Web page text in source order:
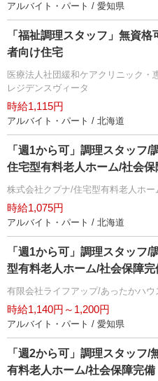
アルバイト・パート / 愛知県
「福祉調理スタッフ」無資
者向け住宅
医療法人社団緩和ケアクリニック・
レジデンスヴィータ
時給1,115円
アルバイト・パート / 北海道
「週1から可」調理スタッフ
住宅型有料老人ホーム/社会保
株式会社クプナ/住宅型有料老人ホー
時給1,075円
アルバイト・パート / 北海道
「週1から可」調理スタッフ
型有料老人ホーム/社会保障完
有限会社ライフアップ/あったかハウ
時給1,140円～1,200円
アルバイト・パート / 愛知県
「週2から可」調理スタッフ
有料老人ホーム/社会保障完備